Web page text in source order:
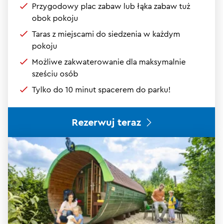
Przygodowy plac zabaw lub łąka zabaw tuż
obok pokoju
Taras z miejscami do siedzenia w każdym
pokoju
Możliwe zakwaterowanie dla maksymalnie
sześciu osób
Tylko do 10 minut spacerem do parku!
Rezerwuj teraz